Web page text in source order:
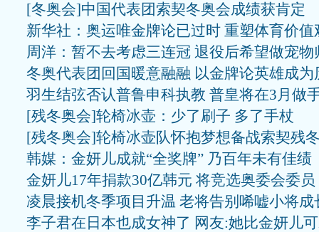
[冬奥会]中国代表团索契冬奥会成绩获肯定
新华社：奥运唯金牌论已过时 重塑体育价值
周洋：暂不去考虑三连冠 退役后希望做宠物
冬奥代表团回国暖意融融 以金牌论英雄成为
羽生结弦否认普鲁申科执教 普皇将在3月做
[残冬奥会]轮椅冰壶：少了刷子 多了手杖
[残冬奥会]轮椅冰壶队怀抱梦想备战索契残
韩媒：金妍儿成就“全奖牌” 乃百年未有佳绩
金妍儿17年捐款30亿韩元 将竞选奥委会委员
凌晨接机冬季项目升温 老将告别唏嘘小将成
李子君在日本也成女神了 网友:她比金妍儿